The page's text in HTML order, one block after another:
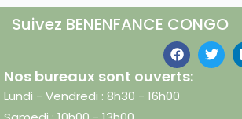
Suivez BENENFANCE CONGO
Nos bureaux sont ouverts:
Lundi - Vendredi : 8h30 - 16h00